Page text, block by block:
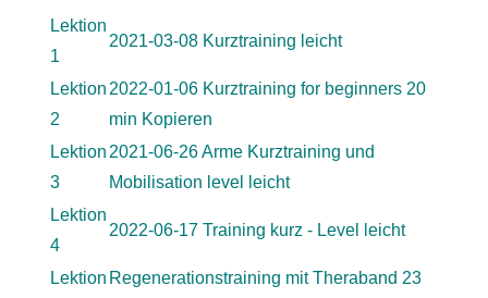
Lektion
1
2021-03-08 Kurztraining leicht
Lektion
2
2022-01-06 Kurztraining for beginners 20
min Kopieren
Lektion
3
2021-06-26 Arme Kurztraining und
Mobilisation level leicht
Lektion
4
2022-06-17 Training kurz - Level leicht
Lektion Regenerationstraining mit Theraband 23